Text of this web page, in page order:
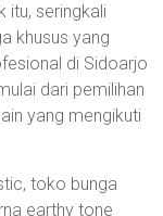
itu, seringkali
khusus yang
di Sidoarjo
dari pemilihan
yang mengikuti
toko bunga
earthy tone